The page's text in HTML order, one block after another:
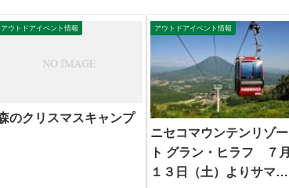
アウトドアイベント情報
のクリスマスキャンプ
アウトドアイベント情報
ニセコマウンテンリゾー
ト グラン・ヒラフ ７月
１３日（土）よりサマー